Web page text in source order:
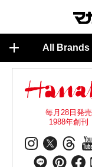
All Brands
毎月28日発売
1988年創刊